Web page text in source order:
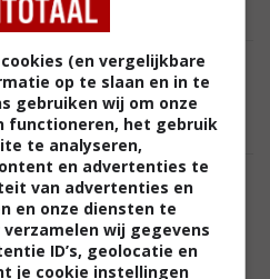
het eind deze maand tijd
Out of the Further':
trailer
is een leugenaar,
te hoog en de films
'Fast & Furious' is
(en vergelijkbare
op te slaan en in te
gebruiken wij om onze
functioneren, het gebruik
te analyseren,
en advertenties te
van advertenties en
en onze diensten te
wij gegevens
ID’s, geolocatie en
je cookie instellingen